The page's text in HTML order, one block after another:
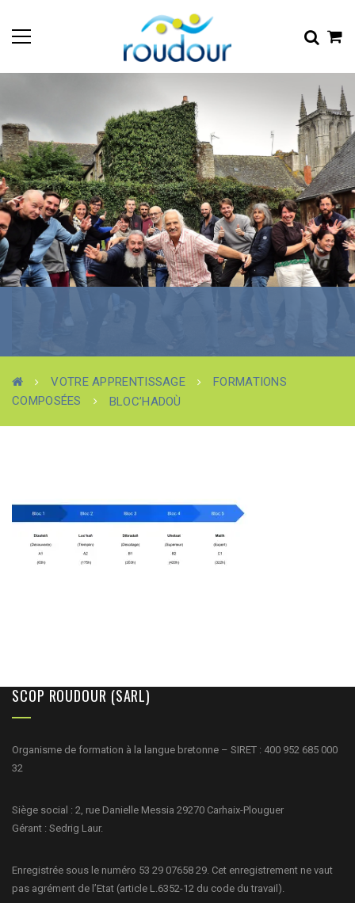
VOTRE APPRENTISSAGE
FORMATIONS
COMPOSÉES
BLOC’HADOÙ
SCOP ROUDOUR (SARL)
Organisme de formation à la langue bretonne – SIRET : 400 952 685 000
32
Siège social : 2, rue Danielle Messia 29270 Carhaix-Plouguer
Gérant : Sedrig Laur.
Enregistrée sous le numéro 53 29 07658 29. Cet enregistrement ne vaut
pas agrément de l’Etat (article L.6352-12 du code du travail).